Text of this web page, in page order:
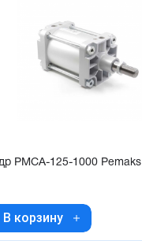
PMCA-125-1000 Pemaks
В корзину